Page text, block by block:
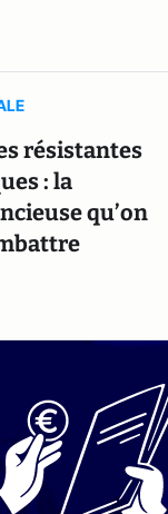
résistantes
: la
qu’on